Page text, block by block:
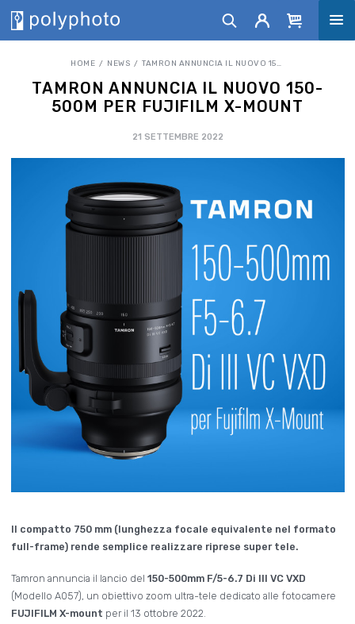
HOME NEWS TAMRON ANNUNCIA IL NUOVO 150-500M PER FUJIFILM X-MOUNT
TAMRON ANNUNCIA IL NUOVO 150-
500M PER FUJIFILM X-MOUNT
21 SETTEMBRE 2022
Il compatto 750 mm (lunghezza focale equivalente nel formato
full-frame) rende semplice realizzare riprese super tele.
Tamron annuncia il lancio del 150-500mm F/5-6.7 Di III VC VXD
(Modello A057), un obiettivo zoom ultra-tele dedicato alle fotocamere
FUJIFILM X-mount per il 13 ottobre 2022.